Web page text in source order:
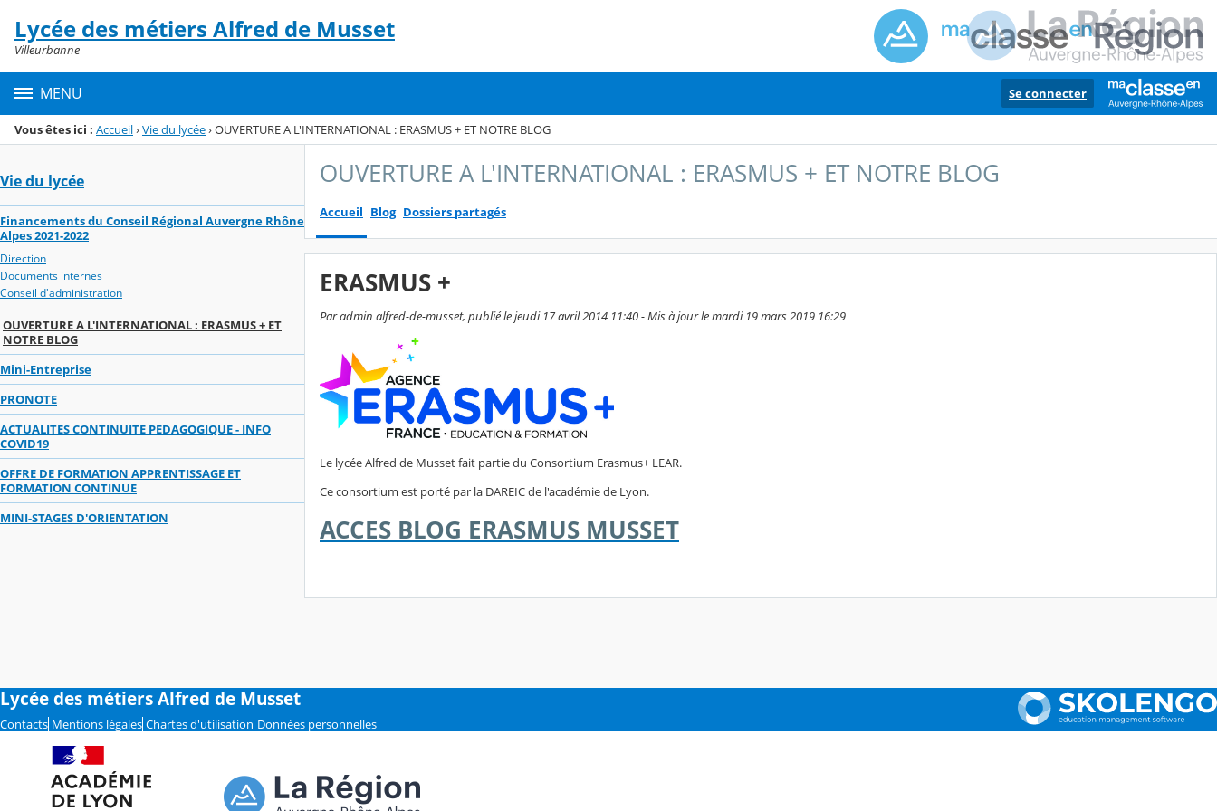
Menu de la rubrique
Contenu
Lycée des métiers Alfred de Musset
Villeurbanne
MENU Se connecter
Vous êtes ici : Accueil›Vie du lycée›OUVERTURE A L'INTERNATIONAL : ERASMUS + ET NOTRE BLOG
Vie du lycée
Financements du Conseil Régional Auvergne Rhône
Alpes 2021-2022
Direction
Documents internes
Conseil d'administration
OUVERTURE A L'INTERNATIONAL : ERASMUS + ET
NOTRE BLOG
Mini-Entreprise
PRONOTE
ACTUALITES CONTINUITE PEDAGOGIQUE - INFO
COVID19
OFFRE DE FORMATION APPRENTISSAGE ET
FORMATION CONTINUE
MINI-STAGES D'ORIENTATION
OUVERTURE A L'INTERNATIONAL : ERASMUS + ET NOTRE BLOG
Accueil Blog Dossiers partagés
ERASMUS +
Par admin alfred-de-musset, publié le jeudi 17 avril 2014 11:40 - Mis à jour le mardi 19 mars 2019 16:29
Le lycée Alfred de Musset fait partie du Consortium Erasmus+ LEAR.
Ce consortium est porté par la DAREIC de l'académie de Lyon.
ACCES BLOG ERASMUS MUSSET
Lycée des métiers Alfred de Musset
Contacts Mentions légales Chartes d'utilisation Données personnelles